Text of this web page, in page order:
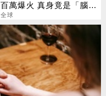
百萬爆火 真身竟是「腦麻
女孩
全球